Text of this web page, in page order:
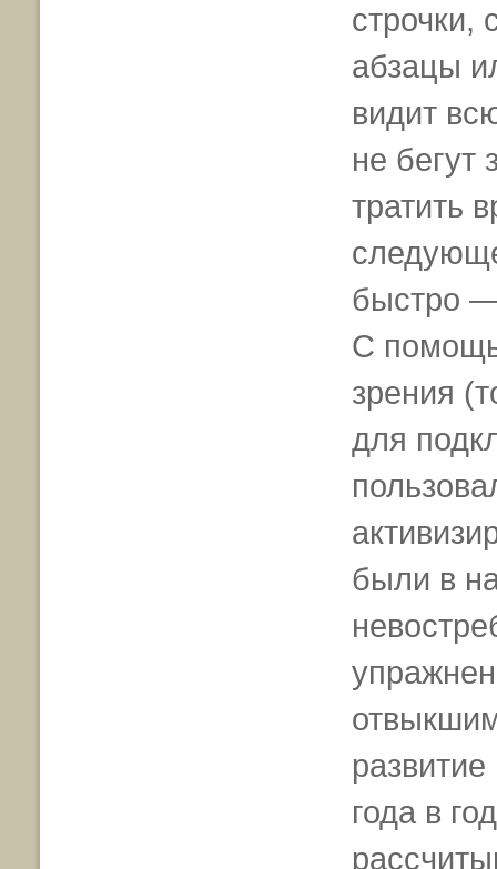
строчки,
абзацы
видит
не бегут
тратить
быстро
С
зрения
для
были в
года в